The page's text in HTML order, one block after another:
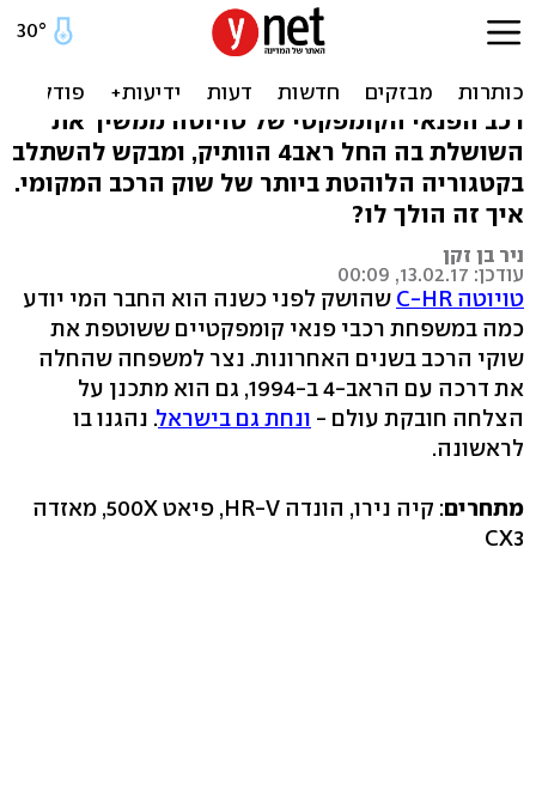
טויוטה C-HR במבחן ראשון -
כמעט מלך השכבה
רכב הפנאי הקומפקטי של טויוטה ממשיך את
השושלת בה החל ראב4 הוותיק, ומבקש להשתלב
בקטגוריה הלוהטת ביותר של שוק הרכב המקומי.
איך זה הולך לו?
ניר בן זקן
עודכן: 13.02.17, 00:09
טויוטה C-HR
שהושק לפני כשנה הוא החבר המי יודע
כמה במשפחת רכבי פנאי קומפקטיים ששוטפת את
שוקי הרכב בשנים האחרונות. נצר למשפחה שהחלה
את דרכה עם הראב-4 ב-1994, גם הוא מתכנן על
הצלחה חובקת עולם - ונחת גם בישראל. נהגנו בו
לראשונה.
מתחרים
: קיה נירו, הונדה HR-V, פיאט 500X, מאזדה
CX3